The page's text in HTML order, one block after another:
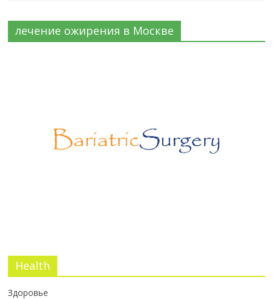
технологии
06.03.2026 No Comments
Эротический конфликт по Юнгу
лечение ожирения в Москве
Health
Здоровье